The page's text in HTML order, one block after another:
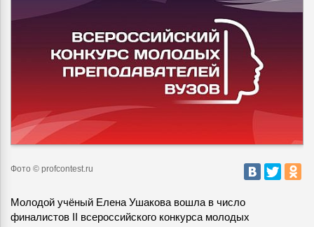
Фото © profcontest.ru
Молодой учёный Елена Ушакова вошла в число
финалистов II всероссийского конкурса молодых